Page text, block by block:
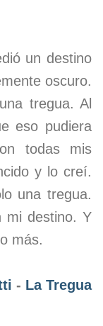
un destino
oscuro.
tregua. Al
eso pudiera
todas mis
y lo creí.
una tregua.
mi destino. Y
más.
- La Tregua